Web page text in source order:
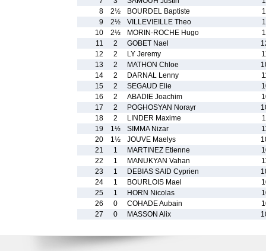
8
2½ BOURDEL Baptiste
9
2½ VILLEVIEILLE Theo
10
2½ MORIN-ROCHE Hugo
11
2 GOBET Nael
12
2 LY Jeremy
13
2 MATHON Chloe
14
2 DARNAL Lenny
15
2 SEGAUD Elie
16
2 ABADIE Joachim
17
2 POGHOSYAN Norayr
18
2 LINDER Maxime
19
1½ SIMMA Nizar
20
1½ JOUVE Maelys
21
1 MARTINEZ Etienne
22
1 MANUKYAN Vahan
23
1 DEBIAS SAID Cyprien
24
1 BOURLOIS Mael
25
1 HORN Nicolas
26
0 COHADE Aubain
27
0 MASSON Alix